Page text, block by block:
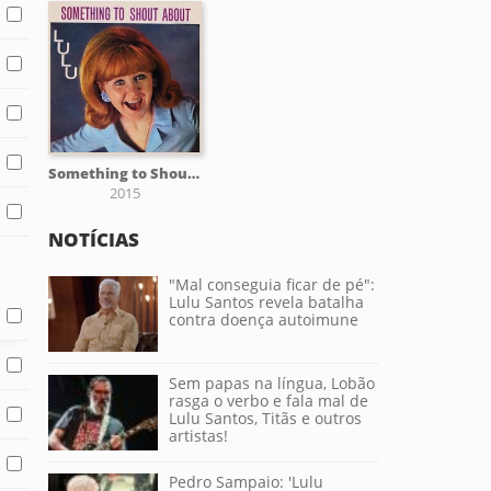
Something to Shout About
2015
NOTÍCIAS
"Mal conseguia ficar de pé":
Lulu Santos revela batalha
contra doença autoimune
Sem papas na língua, Lobão
rasga o verbo e fala mal de
Lulu Santos, Titãs e outros
artistas!
Pedro Sampaio: 'Lulu